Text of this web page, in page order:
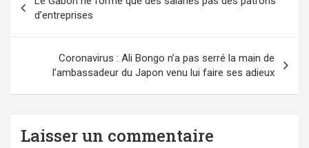
de
l’article
d’entreprises
Coronavirus : Ali Bongo n’a pas serré la main de
l’ambassadeur du Japon venu lui faire ses adieux
Laisser un commentaire